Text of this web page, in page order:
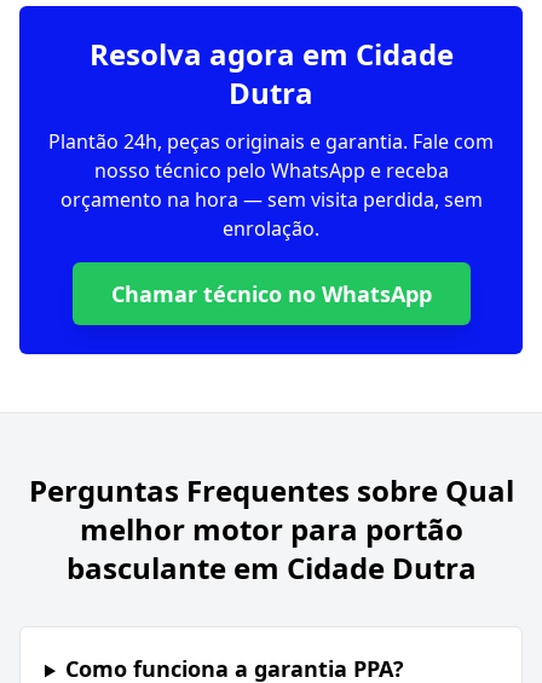
Resolva agora em Cidade
Dutra
Plantão 24h, peças originais e garantia. Fale com
nosso técnico pelo WhatsApp e receba
orçamento na hora — sem visita perdida, sem
enrolação.
Chamar técnico no WhatsApp
Perguntas Frequentes sobre Qual
melhor motor para portão
basculante em Cidade Dutra
Como funciona a garantia PPA?